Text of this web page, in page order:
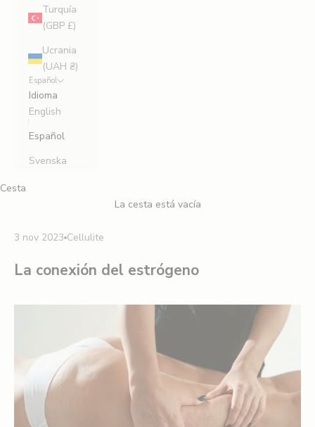
Turquía
(GBP £)
Ucrania
(UAH ₴)
Español
Idioma
English
Español
Svenska
Cesta
La cesta está vacía
3 nov 2023 Cellulite
La conexión del estrógeno